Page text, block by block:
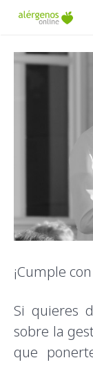
Inicio
Campus de
Contacto
¡Cumple
Si quieres
sobre la
que